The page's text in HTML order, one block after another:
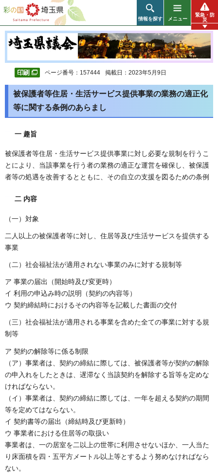
彩の国 埼玉県
情報を探す メニュー
緊急・防
災
ページ番号：157444 掲載日：2023年5月9日
被保護者等住居・生活サービス提供事業の業務の適正化
等に関する条例のあらまし
一 趣旨
被保護者等住居・生活サービス提供事業に対し必要な規制を行うこ
とにより、当該事業を行う者の業務の適正な運営を確保し、被保護
者等の処遇を改善するとともに、その自立の支援を図るための条例
二 内容
（一）対象
二人以上の被保護者等に対し、住居等及び生活サービスを提供する
事業
（二）社会福祉法が適用されない事業のみに対する規制等
ア 事業の届出（開始時及び変更時）
イ 利用の申込み時の説明（契約の内容等）
ウ 契約締結時におけるその内容等を記載した書面の交付
（三）社会福祉法が適用される事業を含めた全ての事業に対する規
制等
ア 契約の解除等に係る制限
（ア）事業者は、契約の締結に際しては、被保護者等が契約の解除
の申入れをしたときは、遅滞なく当該契約を解除する旨等を定めな
ければならない。
（イ）事業者は、契約の締結に際しては、一年を超える契約の期間
等を定めてはならない。
イ 契約書等の届出（締結時及び更新時）
ウ 事業者における住居等の取扱い
事業者は、一の居室を二以上の世帯に利用させないほか、一人当た
り床面積を四・五平方メートル以上等とするよう努めなければなら
ない。